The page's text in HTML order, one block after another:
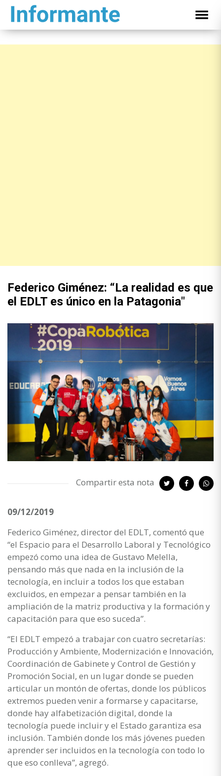
Federico Giménez: “La realidad es que
el EDLT es único en la Patagonia"
Compartir esta nota
09/12/2019
Federico Giménez, director del EDLT, comentó que
“el Espacio para el Desarrollo Laboral y Tecnológico
empezó como una idea de Gustavo Melella,
pensando más que nada en la inclusión de la
tecnología, en incluir a todos los que estaban
excluidos, en empezar a pensar también en la
ampliación de la matriz productiva y la formación y
capacitación para que eso suceda”.
“El EDLT empezó a trabajar con cuatro secretarías:
Producción y Ambiente, Modernización e Innovación,
Coordinación de Gabinete y Control de Gestión y
Promoción Social, en un lugar donde se pueden
articular un montón de ofertas, donde los públicos
extremos pueden venir a formarse y capacitarse,
donde hay alfabetización digital, donde la
tecnología puede incluir y el Estado garantiza esa
inclusión. También donde los más jóvenes pueden
aprender ser incluidos en la tecnología con todo lo
que eso conlleva”, agregó.